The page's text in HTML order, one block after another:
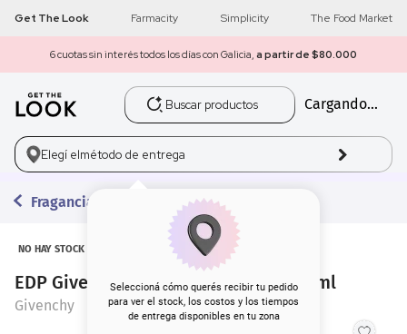
Get The Look Farmacity Simplicity The Food Market
6 cuotas sin interés todos los días con Galicia, a partir de $80.000
Buscar productos
Cargando...
Elegí elmétodo de entrega
Seleccioná cómo querés recibir tu pedido
para ver el stock, los costos y los tiempos
de entrega disponibles en tu zona
Fragancias
NO HAY STOCK
EDP Givenchy L Interdit Absolu x 80 ml
Givenchy
1 get the look
2 máscara pestañas
3.
5. corrector